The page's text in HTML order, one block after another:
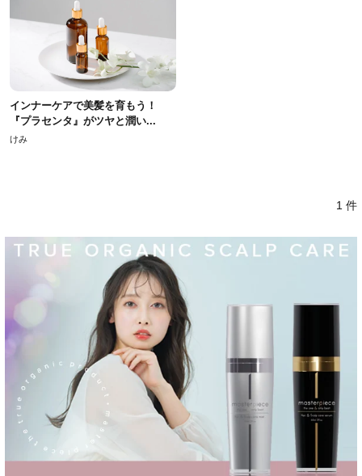
インナーケアで美髪を育もう！
『プラセンタ』がツヤと潤い...
けみ
1 件